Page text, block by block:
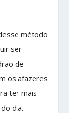
método
ser
de
os afazeres
ter mais
dia.